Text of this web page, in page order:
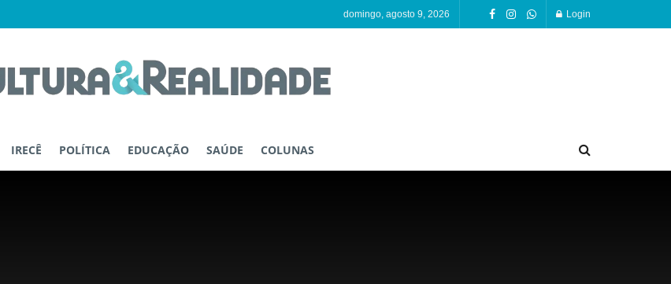
domingo, agosto 9, 2026 Login
IRECÊ POLÍTICA EDUCAÇÃO SAÚDE COLUNAS